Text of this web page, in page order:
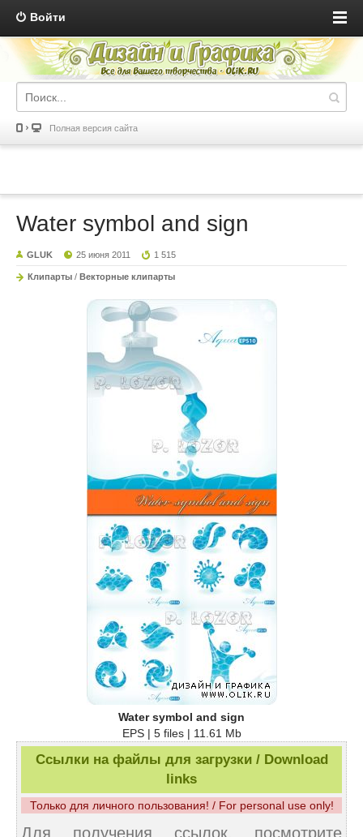
Войти
Полная версия сайта
Water symbol and sign
GLUK 25 июня 2011 1 515
Клипарты / Векторные клипарты
Water symbol and sign
EPS | 5 files | 11.61 Mb
Ссылки на файлы для загрузки / Download
links
Только для личного пользования! / For personal use only!
Для получения ссылок, посмотрите